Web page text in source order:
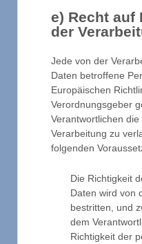
e) Recht auf
der
Jede von der
Daten betroffene
Europäischen
Verordnungsgeber
Verantwortlichen
Verarbeitung zu
folgenden
Die Richtigkeit
Daten wird von
bestritten, und
dem
Richtigkeit der